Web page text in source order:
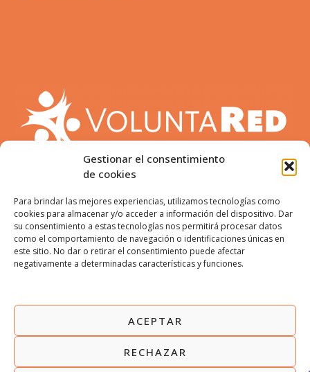
Gestionar el consentimiento
de cookies
Para brindar las mejores experiencias, utilizamos tecnologías como
cookies para almacenar y/o acceder a información del dispositivo. Dar
su consentimiento a estas tecnologías nos permitirá procesar datos
como el comportamiento de navegación o identificaciones únicas en
este sitio. No dar o retirar el consentimiento puede afectar
negativamente a determinadas características y funciones.
ACEPTAR
RECHAZAR
ENCUÉNTRANOS:
POLÍTICA DE COOKIES